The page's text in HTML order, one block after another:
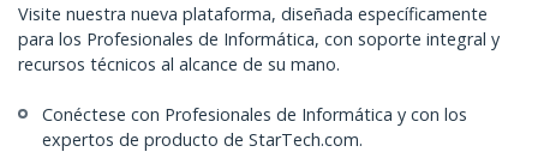
Visite nuestra nueva plataforma, diseñada específicamente
para los Profesionales de Informática, con soporte integral y
recursos técnicos al alcance de su mano.
Conéctese con Profesionales de Informática y con los
expertos de producto de StarTech.com.